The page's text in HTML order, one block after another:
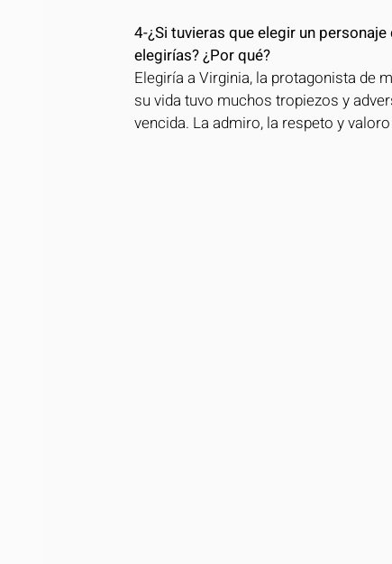
4-¿Si tuvieras que elegir un
elegirías? ¿Por qué?
Elegiría a Virginia, la protagonista de
su vida tuvo muchos tropiezos y
vencida. La admiro, la respeto y